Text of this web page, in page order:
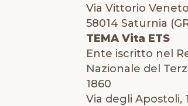
Via Vittorio
58014 Saturnia
TEMA Vita ETS
Ente iscritto nel
Nazionale del
1860
Via degli Apostoli,